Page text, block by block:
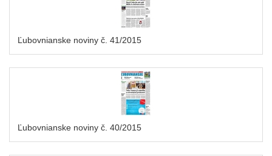
Ľubovnianske noviny č. 41/2015
Ľubovnianske noviny č. 40/2015